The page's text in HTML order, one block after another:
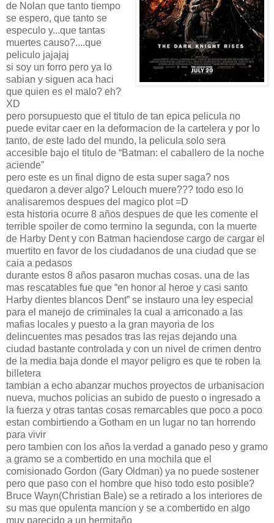
de Nolan que tanto tiempo
se espero, que tanto se
especulo y...que tantas
muertes causo?....que
peliculo jajajaj
si soy un forro pero ya lo
sabian y siguen aca haci
que quien es el malo? eh?
XD
pero porsupuesto que el titulo de tan epica pelicula no
puede evitar caer en la deformacion de la cartelera y por lo
tanto, de este lado del mundo, la pelicula solo sera
accesible bajo el titulo de “Batman: el caballero de la noche
aciende”
pero este es un final digno de esta super saga? nos
quedaron a dever algo? Lelouch muere??? todo eso lo
analisaremos despues del magico plot =D
esta historia ocurre 8 años despues de que les comente el
terrible spoiler de como termino la segunda, con la muerte
de Harby Dent y con Batman haciendose cargo de cargar el
muertito en favor de los ciudadanos de una ciudad que se
caia a pedasos
durante estos 8 años pasaron muchas cosas. una de las
mas rescatables fue que “en honor al heroe y casi santo
Harby dientes blancos Dent” se instauro una ley especial
para el manejo de criminales la cual a arriconado a las
mafias locales y puesto a la gran mayoria de los
delincuentes mas pesados tras las rejas dejando una
ciudad bastante controlada y con un nivel de crimen dentro
de la media baja donde el mayor peligro es que te roben la
billetera
tambian a echo abanzar muchos proyectos de urbanisacion
nueva, muchos policias an subido de puesto o ingresado a
la fuerza y otras tantas cosas remarcables que poco a poco
estan combirtiendo a Gotham en un lugar no tan horrendo
para vivir
pero tambien con los años la verdad a ganado peso y gramo
a gramo se a combertido en una mochila que el
comisionado Gordon (Gary Oldman) ya no puede sostener
pero que paso con el hombre que hiso todo esto posible?
Bruce Wayn(Christian Bale) se a retirado a los interiores de
su mas que opulenta mancion y se a combertido en algo
muy parecido a un hermitaño